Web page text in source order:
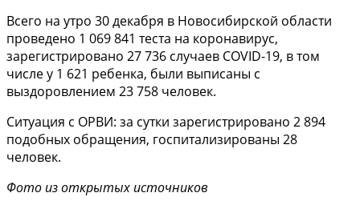
Всего на утро 30 декабря в Новосибирской области
проведено 1 069 841 теста на коронавирус,
зарегистрировано 27 736 случаев COVID-19, в том
числе у 1 621 ребенка, были выписаны с
выздоровлением 23 758 человек.
Ситуация с ОРВИ: за сутки зарегистрировано 2 894
подобных обращения, госпитализированы 28
человек.
Фото из открытых источников